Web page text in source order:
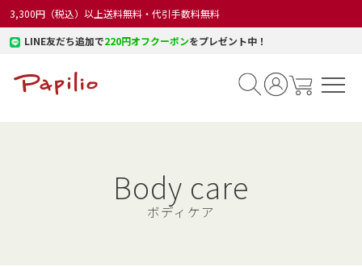
3,300円（税込）以上送料無料・代引手数料無料
LINE友だち追加で220円オフクーポンをプレゼント中！
Body care
ボディケア